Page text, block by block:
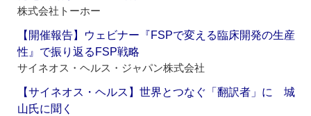
株式会社トーホー
【開催報告】ウェビナー『FSPで変える臨床開発の生産
性』で振り返るFSP戦略
サイネオス・ヘルス・ジャパン株式会社
【サイネオス・ヘルス】世界とつなぐ「翻訳者」に 城
山氏に聞く